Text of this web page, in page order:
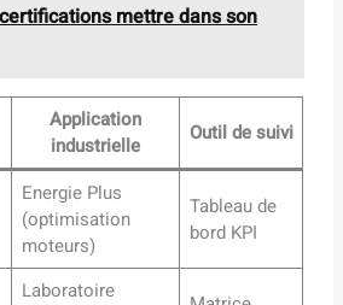
mettre dans son
Application
industrielle
Outil de suivi
Energie Plus
(optimisation
moteurs)
Tableau de
bord KPI
Laboratoire